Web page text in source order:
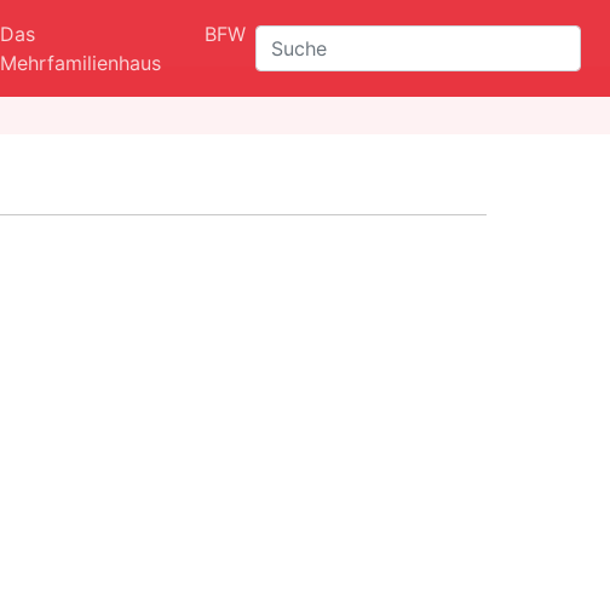
Das
Mehrfamilienhaus
BFW
Suche